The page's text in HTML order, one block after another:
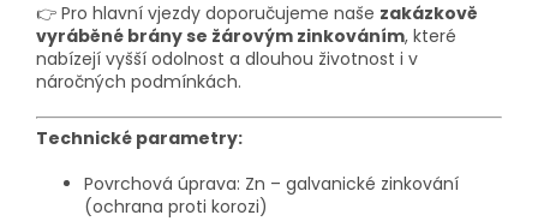
👉 Pro hlavní vjezdy doporučujeme naše zakázkově
vyráběné brány se žárovým zinkováním, které
nabízejí vyšší odolnost a dlouhou životnost i v
náročných podmínkách.
Technické parametry:
Povrchová úprava: Zn – galvanické zinkování
(ochrana proti korozi)